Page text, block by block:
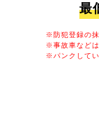
最
※防犯登録の抹
※事故車などは
※パンクしてい